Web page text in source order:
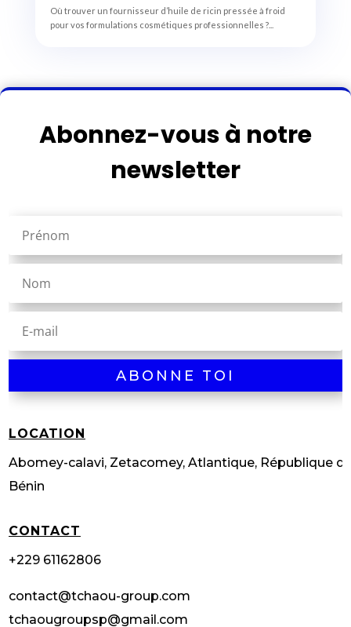
Où trouver un fournisseur d’huile de ricin pressée à froid
pour vos formulations cosmétiques professionnelles ?...
Abonnez-vous à notre
newsletter
ABONNE TOI
LOCATION
Abomey-calavi, Zetacomey, Atlantique, République
Bénin
CONTACT
+229 61162806
contact@tchaou-group.com
tchaougroupsp@gmail.com